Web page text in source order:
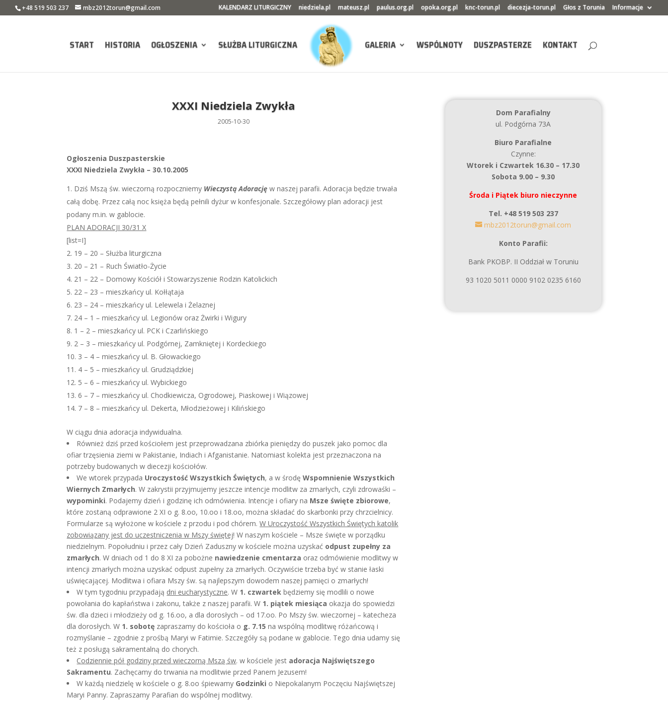
+48 519 503 237 mbz2012torun@gmail.com KALENDARZ LITURGICZNY niedziela.pl mateusz.pl paulus.org.pl opoka.org.pl knc-torun.pl diecezja-torun.pl Głos z Torunia Informacje
START HISTORIA OGŁOSZENIA SŁUŻBA LITURGICZNA GALERIA WSPÓLNOTY DUSZPASTERZE KONTAKT
XXXI Niedziela Zwykła
2005-10-30
Ogłoszenia Duszpasterskie
XXXI Niedziela Zwykła – 30.10.2005
Dziś Mszą św. wieczorną rozpoczniemy Wieczystą Adorację w naszej parafii. Adoracja będzie trwała
całą dobę. Przez całą noc księża będą pełnili dyżur w konfesjonale. Szczegółowy plan adoracji jest
podany m.in. w gablocie.
PLAN ADORACJI 30/31 X
[list=I]
19 – 20 – Służba liturgiczna
20 – 21 – Ruch Światło-Życie
21 – 22 – Domowy Kościół i Stowarzyszenie Rodzin Katolickich
22 – 23 – mieszkańcy ul. Kołłątaja
23 – 24 – mieszkańcy ul. Lelewela i Żelaznej
24 – 1 – mieszkańcy ul. Legionów oraz Żwirki i Wigury
1 – 2 – mieszkańcy ul. PCK i Czarlińskiego
2 – 3 – mieszkańcy ul. Podgórnej, Zamkniętej i Kordeckiego
3 – 4 – mieszkańcy ul. B. Głowackiego
4 – 5 – mieszkańcy ul. Grudziądzkiej
5 – 6 – mieszkańcy ul. Wybickiego
6 – 7 – mieszkańcy ul. Chodkiewicza, Ogrodowej, Piaskowej i Wiązowej
7 – 8 – mieszkańcy ul. Dekerta, Młodzieżowej i Kilińskiego
W ciągu dnia adoracja indywidualna.
Również dziś przed kościołem jest przeprowadzana zbiórka pieniędzy do puszek jako pomoc dla
ofiar trzęsienia ziemi w Pakistanie, Indiach i Afganistanie. Natomiast kolekta jest przeznaczona na
potrzeby budowanych w diecezji kościołów.
We wtorek przypada Uroczystość Wszystkich Świętych, a w środęWspomnienie Wszystkich
Wiernych Zmarłych. W zakrystii przyjmujemy jeszcze intencje modlitw za zmarłych, czyli zdrowaśki –
wypominki. Podajemy dzień i godzinę ich odmówienia. Intencje i ofiary na Msze święte zbiorowe,
które zostaną odprawione 2 XI o g. 8.oo, 10.oo i 18.oo, można składać do skarbonki przy chrzcielnicy.
Formularze są wyłożone w kościele z przodu i pod chórem.W Uroczystość Wszystkich Świętych katolik
zobowiązany jest do uczestniczenia w Mszy świętej! W naszym kościele – Msze święte w porządku
niedzielnym. Popołudniu i przez cały Dzień Zaduszny w kościele można uzyskać odpust zupełny za
zmarłych. W dniach od 1 do 8 XI za pobożne nawiedzenie cmentarza oraz odmówienie modlitwy w
intencji zmarłych można uzyskać odpust zupełny za zmarłych. Oczywiście trzeba być w stanie łaski
uświęcającej. Modlitwa i ofiara Mszy św. są najlepszym dowodem naszej pamięci o zmarłych!
W tym tygodniu przypadają dni eucharystyczne. W 1. czwartek będziemy się modlili o nowe
powołania do kapłaństwa i zakonu, także z naszej parafii. W 1. piątek miesiąca okazja do spowiedzi
św. dla dzieci i młodzieży od g. 16.oo, a dla dorosłych – od 17.oo. Po Mszy św. wieczornej – katecheza
dla dorosłych. W 1. sobotę zapraszamy do kościoła o g. 7.15 na wspólną modlitwę różańcową i
rozmyślanie – zgodnie z prośbą Maryi w Fatimie. Szczegóły są podane w gablocie. Tego dnia udamy się
też z posługą sakramentalną do chorych.
Codziennie pół godziny przed wieczorną Mszą św. w kościele jest adoracja Najświętszego
Sakramentu. Zachęcamy do trwania na modlitwie przed Panem Jezusem!
W każdą niedzielę w kościele o g. 8.oo śpiewamy Godzinki o Niepokalanym Poczęciu Najświętszej
Maryi Panny. Zapraszamy Parafian do wspólnej modlitwy.
Dom Parafialny
ul. Podgórna 73A
Biuro Parafialne
Czynne:
Wtorek i Czwartek 16.30 – 17.30
Sobota 9.00 – 9.30
Środa i Piątek biuro nieczynne
Tel. +48 519 503 237
mbz2012torun@gmail.com
Konto Parafii:
Bank PKOBP. II Oddział w Toruniu
93 1020 5011 0000 9102 0235 6160